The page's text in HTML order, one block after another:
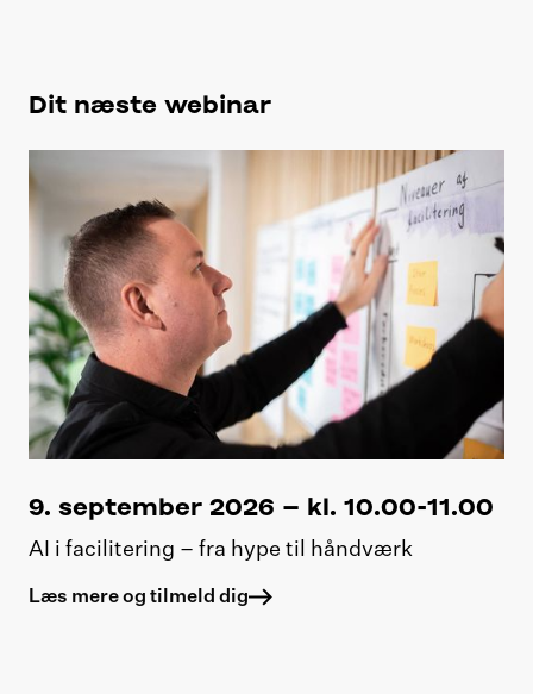
Dit næste webinar
9. september 2026 – kl. 10.00-11.00
AI i facilitering – fra hype til håndværk
Læs mere og tilmeld dig